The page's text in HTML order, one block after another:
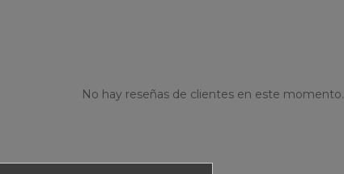
No hay reseñas de clientes en este momento.